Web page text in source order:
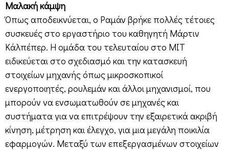
Μαλακή κάμψη
Όπως αποδεικνύεται, ο Ραμάν βρήκε πολλές τέτοιες
συσκευές στο εργαστήριο του καθηγητή Μάρτιν
Κάλπέπερ. Η ομάδα του τελευταίου στο MIT
ειδικεύεται στο σχεδιασμό και την κατασκευή
στοιχείων μηχανής όπως μικροσκοπικοί
ενεργοποιητές, ρουλεμάν και άλλοι μηχανισμοί, που
μπορούν να ενσωματωθούν σε μηχανές και
συστήματα για να επιτρέψουν την εξαιρετικά ακριβή
κίνηση, μέτρηση και έλεγχο, για μια μεγάλη ποικιλία
εφαρμογών. Μεταξύ των επεξεργασμένων στοιχείων